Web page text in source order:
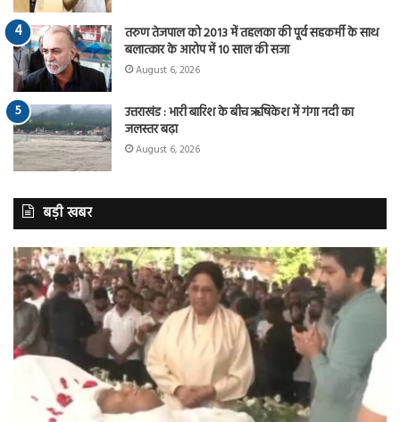
तरुण तेजपाल को 2013 में तहलका की पूर्व सहकर्मी के साथ
बलात्कार के आरोप में 10 साल की सजा
August 6, 2026
उत्तराखंड : भारी बारिश के बीच ऋषिकेश में गंगा नदी का
जलस्तर बढ़ा
August 6, 2026
बड़ी खबर